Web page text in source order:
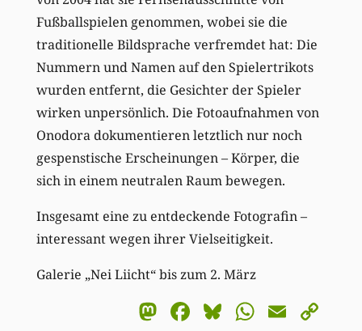
Fußballspielen genommen, wobei sie die
traditionelle Bildsprache verfremdet hat: Die
Nummern und Namen auf den Spielertrikots
wurden entfernt, die Gesichter der Spieler
wirken unpersönlich. Die Fotoaufnahmen von
Onodora dokumentieren letztlich nur noch
gespenstische Erscheinungen – Körper, die
sich in einem neutralen Raum bewegen.
Insgesamt eine zu entdeckende Fotografin –
interessant wegen ihrer Vielseitigkeit.
Galerie „Nei Liicht“ bis zum 2. März
Mastodon
Facebook
BlueskyEmail